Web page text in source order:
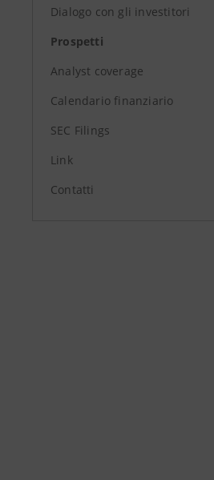
Dialogo con gli investitori
Prospetti
Analyst coverage
Calendario finanziario
SEC Filings
Link
Contatti